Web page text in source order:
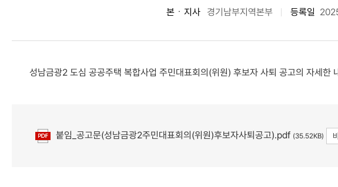
본ㆍ지사 경기남부지역본부 등록일
성남금광2 도심 공공주택 복합사업 주민대표회의(위원) 후보자 사퇴 공고의 자세한
첨부파일
붙임_공고문(성남금광2주민대표회의(위원)후보자사퇴공고).pdf (35.52KB)